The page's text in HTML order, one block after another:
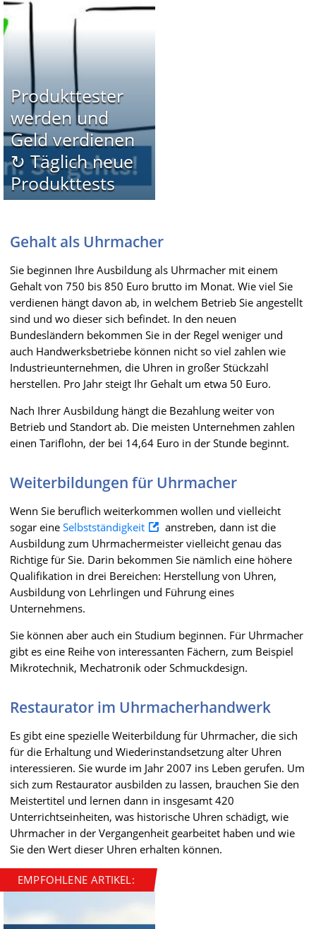
Produkttester
werden und
Geld verdienen
↻ Täglich neue
Produkttests
Gehalt als Uhrmacher
Sie beginnen Ihre Ausbildung als Uhrmacher mit einem
Gehalt von 750 bis 850 Euro brutto im Monat. Wie viel Sie
verdienen hängt davon ab, in welchem Betrieb Sie angestellt
sind und wo dieser sich befindet. In den neuen
Bundesländern bekommen Sie in der Regel weniger und
auch Handwerksbetriebe können nicht so viel zahlen wie
Industrieunternehmen, die Uhren in großer Stückzahl
herstellen. Pro Jahr steigt Ihr Gehalt um etwa 50 Euro.
Nach Ihrer Ausbildung hängt die Bezahlung weiter von
Betrieb und Standort ab. Die meisten Unternehmen zahlen
einen Tariflohn, der bei 14,64 Euro in der Stunde beginnt.
Weiterbildungen für Uhrmacher
Wenn Sie beruflich weiterkommen wollen und vielleicht
sogar eine Selbstständigkeit
anstreben, dann ist die
Ausbildung zum Uhrmachermeister vielleicht genau das
Richtige für Sie. Darin bekommen Sie nämlich eine höhere
Qualifikation in drei Bereichen: Herstellung von Uhren,
Ausbildung von Lehrlingen und Führung eines
Unternehmens.
Sie können aber auch ein Studium beginnen. Für Uhrmacher
gibt es eine Reihe von interessanten Fächern, zum Beispiel
Mikrotechnik, Mechatronik oder Schmuckdesign.
Restaurator im Uhrmacherhandwerk
Es gibt eine spezielle Weiterbildung für Uhrmacher, die sich
für die Erhaltung und Wiederinstandsetzung alter Uhren
interessieren. Sie wurde im Jahr 2007 ins Leben gerufen. Um
sich zum Restaurator ausbilden zu lassen, brauchen Sie den
Meistertitel und lernen dann in insgesamt 420
Unterrichtseinheiten, was historische Uhren schädigt, wie
Uhrmacher in der Vergangenheit gearbeitet haben und wie
Sie den Wert dieser Uhren erhalten können.
EMPFOHLENE ARTIKEL: